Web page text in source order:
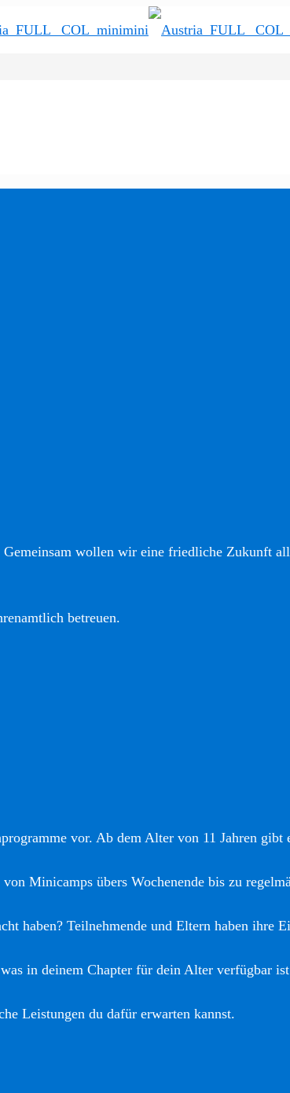
wollen wir eine friedliche Zukunft
betreuen.
vor. Ab dem Alter von 11 Jahren
Minicamps übers Wochenende bis zu
haben? Teilnehmende und Eltern haben ihre
in deinem Chapter für dein Alter verfügbar
Leistungen du dafür erwarten kannst.